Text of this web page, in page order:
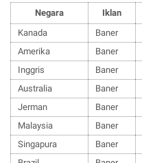
Negara Iklan
Kanada
Baner
Amerika
Baner
Inggris
Baner
Australia
Baner
Jerman
Baner
Malaysia
Baner
Singapura
Baner